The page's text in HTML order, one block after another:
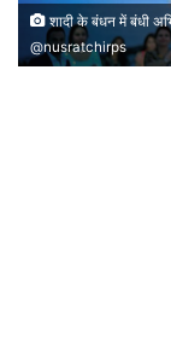
शादी के बंधन में बंधी
@nusratchirps